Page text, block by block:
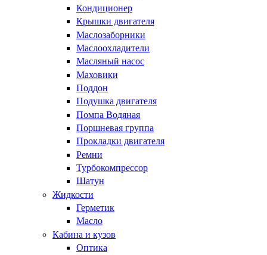
Кондиционер
Крышки двигателя
Маслозаборники
Маслоохладители
Масляный насос
Маховики
Поддон
Подушка двигателя
Помпа Водяная
Поршневая группа
Прокладки двигателя
Ремни
Турбокомпрессор
Шатун
Жидкости
Герметик
Масло
Кабина и кузов
Оптика